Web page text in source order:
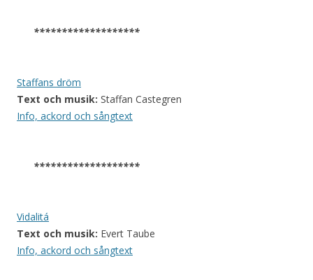
*******************
Staffans dröm
Text och musik: Staffan Castegren
Info, ackord och sångtext
*******************
Vidalitá
Text och musik: Evert Taube
Info, ackord och sångtext